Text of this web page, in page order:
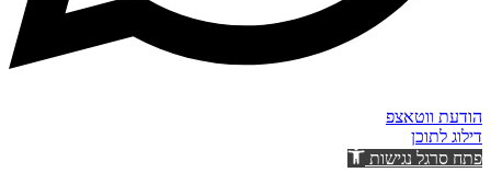
הודעת ווטאצפ
דילוג לתוכן
פתח סרגל נגישות